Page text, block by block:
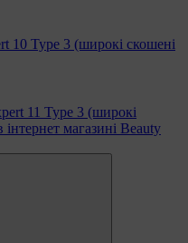
10 Type 3 (широкі скошені